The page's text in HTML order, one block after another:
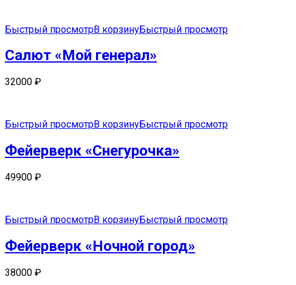
Быстрый просмотрВ корзинуБыстрый просмотр
Салют «Мой генерал»
32000 ₽
Быстрый просмотрВ корзинуБыстрый просмотр
Фейерверк «Снегурочка»
49900 ₽
Быстрый просмотрВ корзинуБыстрый просмотр
Фейерверк «Ночной город»
38000 ₽